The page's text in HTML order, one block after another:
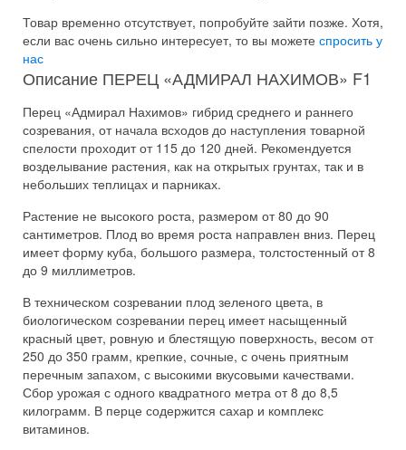
Товар временно отсутствует, попробуйте зайти позже. Хотя,
если вас очень сильно интересует, то вы можете спросить у
нас
Описание ПЕРЕЦ «АДМИРАЛ НАХИМОВ» F1
Перец «Адмирал Нахимов» гибрид среднего и раннего
созревания, от начала всходов до наступления товарной
спелости проходит от 115 до 120 дней. Рекомендуется
возделывание растения, как на открытых грунтах, так и в
небольших теплицах и парниках.
Растение не высокого роста, размером от 80 до 90
сантиметров. Плод во время роста направлен вниз. Перец
имеет форму куба, большого размера, толстостенный от 8
до 9 миллиметров.
В техническом созревании плод зеленого цвета, в
биологическом созревании перец имеет насыщенный
красный цвет, ровную и блестящую поверхность, весом от
250 до 350 грамм, крепкие, сочные, с очень приятным
перечным запахом, с высокими вкусовыми качествами.
Сбор урожая с одного квадратного метра от 8 до 8,5
килограмм. В перце содержится сахар и комплекс
витаминов.